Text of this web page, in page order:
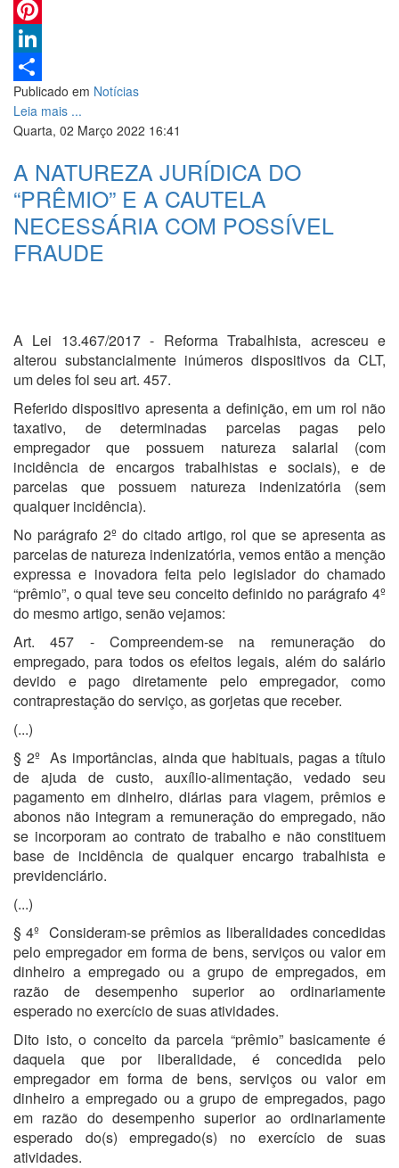
Email
Pinterest
LinkedIn
Share
Publicado em Notícias
Leia mais ...
Quarta, 02 Março 2022 16:41
A NATUREZA JURÍDICA DO
“PRÊMIO” E A CAUTELA
NECESSÁRIA COM POSSÍVEL
FRAUDE
A Lei 13.467/2017 - Reforma Trabalhista, acresceu e
alterou substancialmente inúmeros dispositivos da CLT,
um deles foi seu art. 457.
Referido dispositivo apresenta a definição, em um rol não
taxativo, de determinadas parcelas pagas pelo
empregador que possuem natureza salarial (com
incidência de encargos trabalhistas e sociais), e de
parcelas que possuem natureza indenizatória (sem
qualquer incidência).
No parágrafo 2º do citado artigo, rol que se apresenta as
parcelas de natureza indenizatória, vemos então a menção
expressa e inovadora feita pelo legislador do chamado
“prêmio”, o qual teve seu conceito definido no parágrafo 4º
do mesmo artigo, senão vejamos:
Art. 457 - Compreendem-se na remuneração do
empregado, para todos os efeitos legais, além do salário
devido e pago diretamente pelo empregador, como
contraprestação do serviço, as gorjetas que receber.
(...)
§ 2º As importâncias, ainda que habituais, pagas a título
de ajuda de custo, auxílio-alimentação, vedado seu
pagamento em dinheiro, diárias para viagem, prêmios e
abonos não integram a remuneração do empregado, não
se incorporam ao contrato de trabalho e não constituem
base de incidência de qualquer encargo trabalhista e
previdenciário.
(...)
§ 4º Consideram-se prêmios as liberalidades concedidas
pelo empregador em forma de bens, serviços ou valor em
dinheiro a empregado ou a grupo de empregados, em
razão de desempenho superior ao ordinariamente
esperado no exercício de suas atividades.
Dito isto, o conceito da parcela “prêmio” basicamente é
daquela que por liberalidade, é concedida pelo
empregador em forma de bens, serviços ou valor em
dinheiro a empregado ou a grupo de empregados, pago
em razão do desempenho superior ao ordinariamente
esperado do(s) empregado(s) no exercício de suas
atividades.